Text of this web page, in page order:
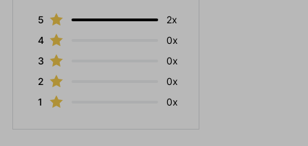
5
2x
4
0x
3
0x
2
0x
1
0x